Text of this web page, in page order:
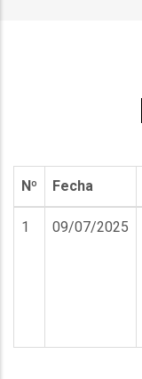
navegación
Nº Fecha
1 09/07/2025